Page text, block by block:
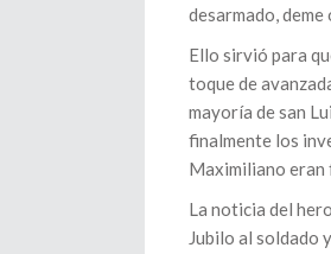
desarmado, deme
Ello sirvió para
toque de
mayoría de san
finalmente los
Maximiliano eran
La noticia del
Jubilo al soldado